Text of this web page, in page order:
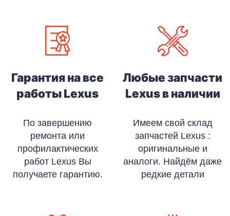
Гарантия на все
работы Lexus
По завершению
ремонта или
профилактических
работ Lexus Вы
получаете гарантию.
Любые запчасти
Lexus в наличии
Имеем свой склад
запчастей Lexus :
оригинальные и
аналоги. Найдём даже
редкие детали